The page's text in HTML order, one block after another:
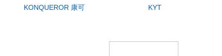
KONQUEROR 康可 KYT